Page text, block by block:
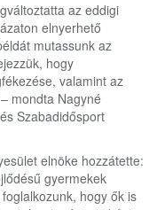
az eddigi
elnyerhető
mutassunk az
hogy
valamint az
mondta Nagyné
Szabadidősport
elnöke hozzátette:
gyermekek
hogy ők is